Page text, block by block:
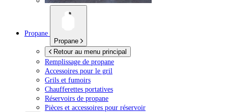
Propane
Propane
Retour au menu principal
Remplissage de propane
Accessoires pour le gril
Grils et fumoirs
Chaufferettes portatives
Réservoirs de propane
Pièces et accessoires pour réservoir